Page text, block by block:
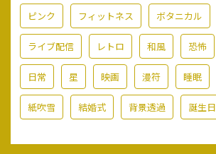
ピンク フィットネス ボタニカル
ライブ配信 レトロ 和風 恐怖
日常 星 映画 漫符 睡眠
紙吹雪 結婚式 背景透過 誕生日